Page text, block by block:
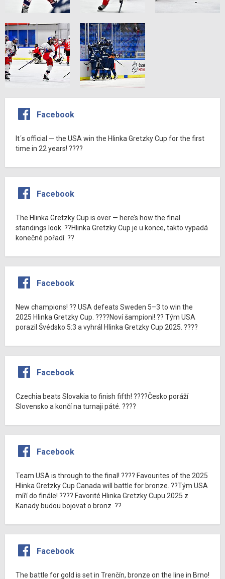
Facebook
It´s official — the USA win the Hlinka Gretzky Cup for the first
time in 22 years! ????
Facebook
The Hlinka Gretzky Cup is over — here’s how the final
standings look. ??Hlinka Gretzky Cup je u konce, takto vypadá
konečné pořadí. ??
Facebook
New champions! ?? USA defeats Sweden 5–3 to win the
2025 Hlinka Gretzky Cup. ????Noví šampioni! ?? Tým USA
porazil Švédsko 5:3 a vyhrál Hlinka Gretzky Cup 2025. ????
Facebook
Czechia beats Slovakia to finish fifth! ????Česko poráží
Slovensko a končí na turnaji páté. ????
Facebook
Team USA is through to the final! ???? Favourites of the 2025
Hlinka Gretzky Cup Canada will battle for bronze. ??Tým USA
míří do finále! ???? Favorité Hlinka Gretzky Cupu 2025 z
Kanady budou bojovat o bronz. ??
Facebook
The battle for gold is set in Trenčín, bronze on the line in Brno!